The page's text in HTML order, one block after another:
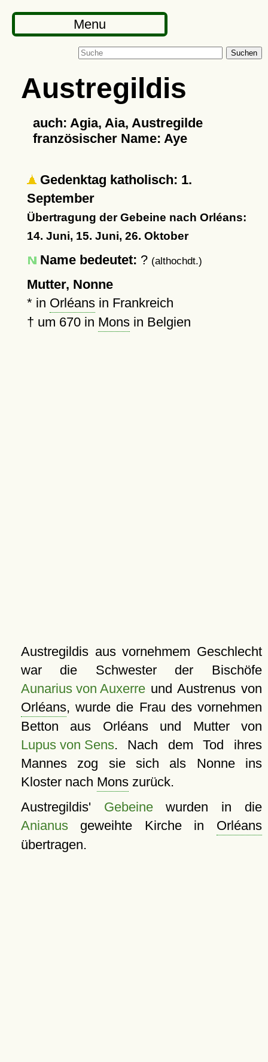
Menu
Suchen
Austregildis
auch: Agia, Aia, Austregilde
französischer Name: Aye
Gedenktag katholisch: 1.
September
Übertragung der Gebeine nach Orléans:
14. Juni, 15. Juni, 26. Oktober
Name bedeutet: ? (althochdt.)
Mutter, Nonne
* in Orléansin Frankreich
† um 670in Monsin Belgien
Austregildis aus vornehmem Geschlecht
war die Schwester der Bischöfe
Aunarius von Auxerreund Austrenus von
Orléans, wurde die Frau des vornehmen
Betton aus Orléans und Mutter von
Lupus von Sens. Nach dem Tod ihres
Mannes zog sie sich als Nonne ins
Kloster nach Monszurück.
Austregildis' Gebeinewurden in die
Anianusgeweihte Kirche in Orléans
übertragen.